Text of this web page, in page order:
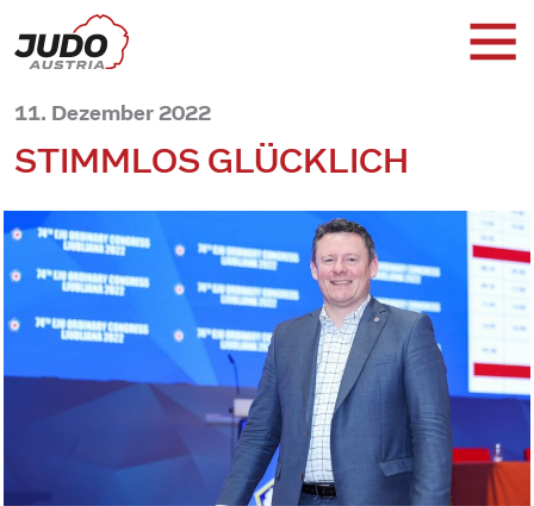
11. Dezember 2022
STIMMLOS GLÜCKLICH